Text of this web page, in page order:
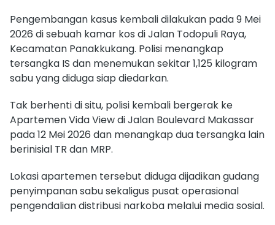
Pengembangan kasus kembali dilakukan pada 9 Mei
2026 di sebuah kamar kos di Jalan Todopuli Raya,
Kecamatan Panakkukang. Polisi menangkap
tersangka IS dan menemukan sekitar 1,125 kilogram
sabu yang diduga siap diedarkan.
Tak berhenti di situ, polisi kembali bergerak ke
Apartemen Vida View di Jalan Boulevard Makassar
pada 12 Mei 2026 dan menangkap dua tersangka lain
berinisial TR dan MRP.
Lokasi apartemen tersebut diduga dijadikan gudang
penyimpanan sabu sekaligus pusat operasional
pengendalian distribusi narkoba melalui media sosial.